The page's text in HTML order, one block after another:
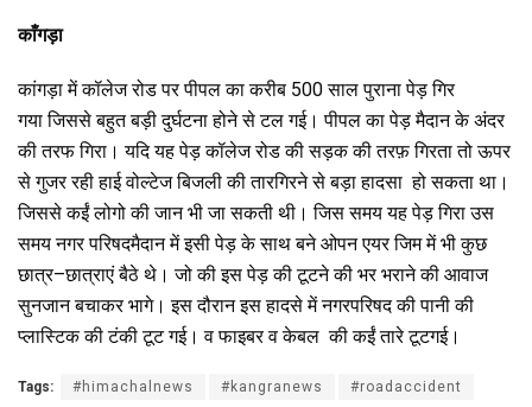
ce
b
o
o
k
er s
A
p
p
gr
a
m
e
काँगड़ा
कांगड़ा में कॉलेज रोड पर पीपल का करीब 500साल पुराना पेड़ गिर
गया जिससे बहुत बड़ी दुर्घटना होने से टल गई। पीपल का पेड़मैदान के अंदर
की तरफ गिरा। यदि यह पेड़ कॉलेज रोड की सड़क की तरफ़ गिरता तो ऊपर
से गुजर रही हाई वोल्टेज बिजली की तारगिरने से बड़ा हादसा हो सकता था।
जिससे कईं लोगो की जान भी जा सकती थी। जिस समय यह पेड़ गिरा उस
समय नगर परिषदमैदान में इसी पेड़ के साथ बने ओपन एयर जिम में भी कुछ
छात्र–छात्राएं बैठे थे। जो की इस पेड़ की टूटने की भर भराने की आवाज
सुनजान बचाकर भागे। इस दौरान इस हादसे में नगरपरिषद की पानी की
प्लास्टिक की टंकी टूट गई। व फाइबर व केबल की कईं तारे टूटगई।
Tags: #himachalnews #kangranews #roadaccident